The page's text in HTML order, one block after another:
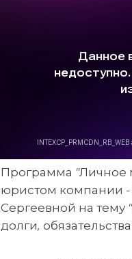
Программа "Личное
юристом компании
Сергеевной на тему
долги,